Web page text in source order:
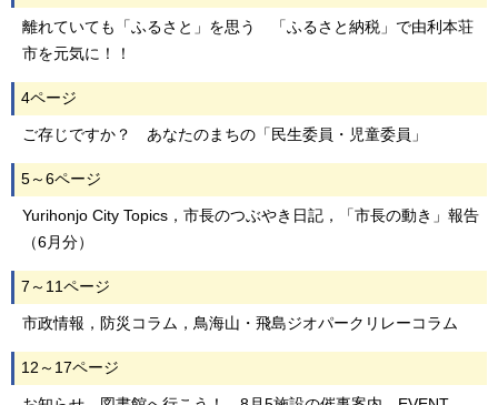
離れていても「ふるさと」を思う 「ふるさと納税」で由利本荘
市を元気に！！
4ページ
ご存じですか？ あなたのまちの「民生委員・児童委員」
5～6ページ
Yurihonjo City Topics，市長のつぶやき日記，「市長の動き」報告
（6月分）
7～11ページ
市政情報，防災コラム，鳥海山・飛島ジオパークリレーコラム
12～17ページ